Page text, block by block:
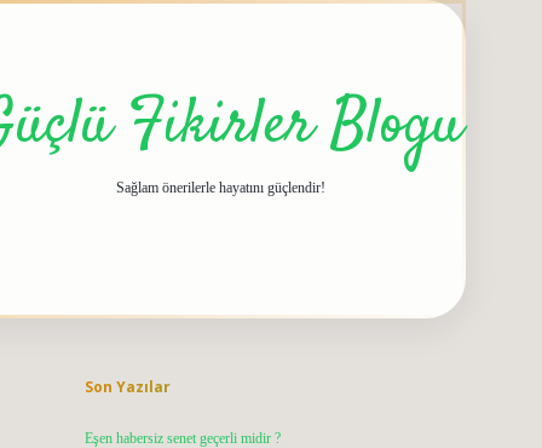
Fikirler Blogu
Sağlam önerilerle hayatını güçlendir!
Son Yazılar
Eşen habersiz senet geçerli midir ?